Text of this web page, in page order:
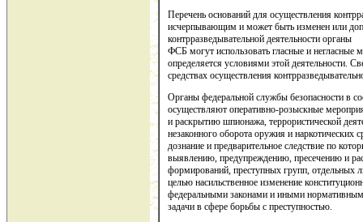
Перечень оснований для осуществления
исчерпывающим и может быть изменен или
контрразведывательной деятельности органы
ФСБ могут использовать гласные и негласные
определяется условиями этой деятельности.
средствах осуществления
Органы федеральной службы безопасности в
осуществляют оперативно-розыскные
и раскрытию шпионажа, террористической
незаконного оборота оружия и наркотических
дознание и предварительное следствие по
выявлению, предупреждению, пресечению и
формирований, преступных групп, отдельных
целью насильственное изменение
федеральными законами и иными
задачи в сфере борьбы с преступностью.